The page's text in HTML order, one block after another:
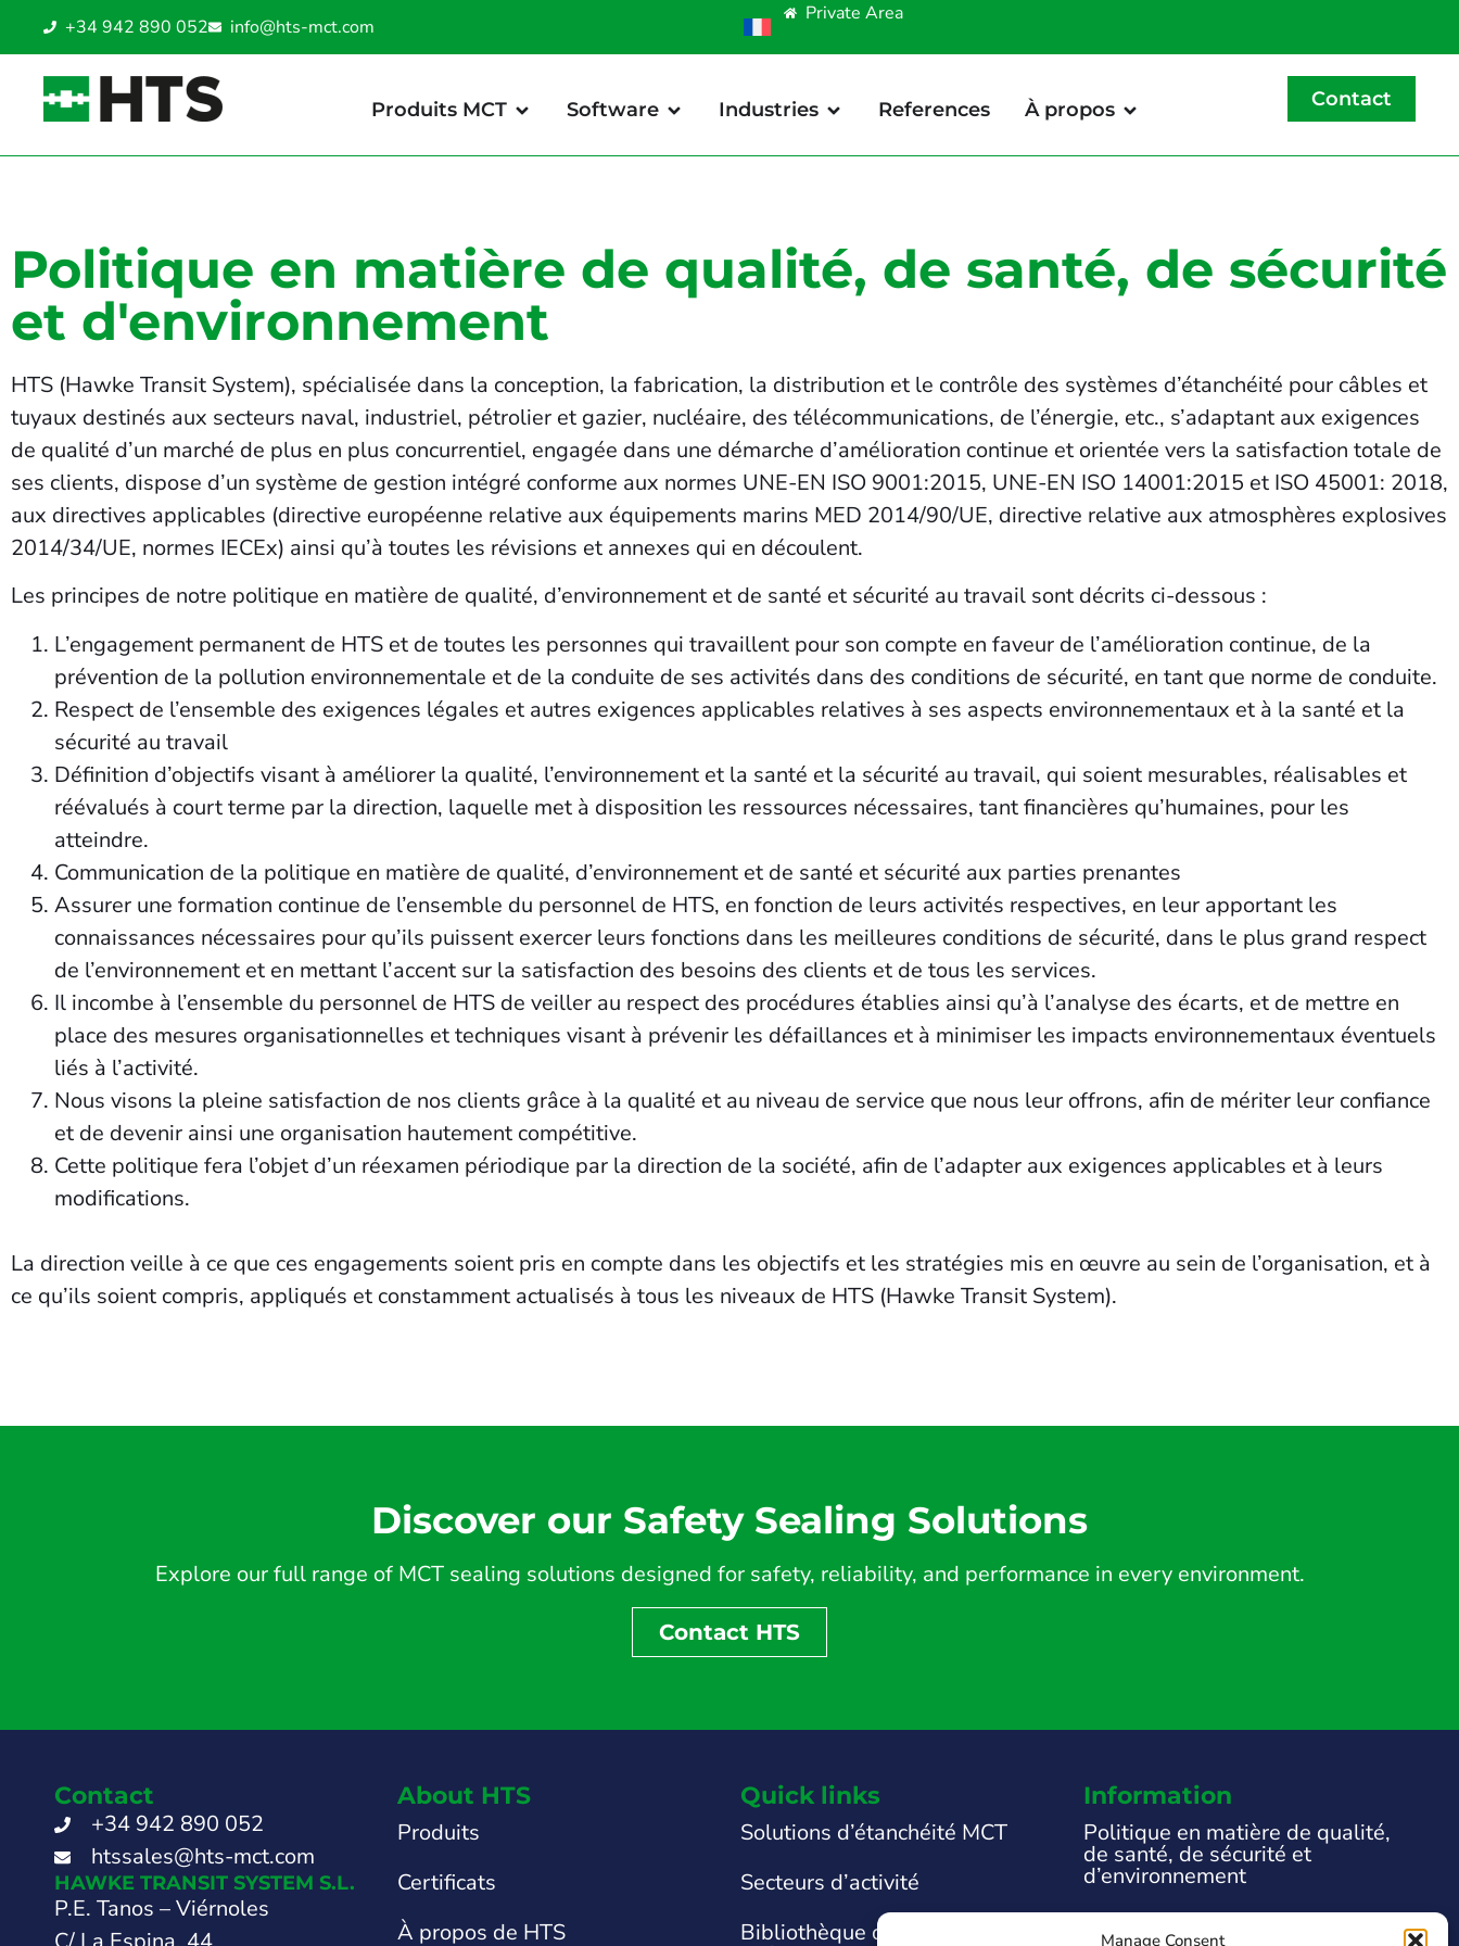
Manage Consent
+34 942 890 052 info@hts-mct.com
Private Area
Produits MCT Software Industries References À propos Contact
Politique en matière de qualité, de santé, de sécurité
et d'environnement
HTS (Hawke Transit System), spécialisée dans la conception, la fabrication, la distribution et le contrôle des systèmes d’étanchéité pour câbles et
tuyaux destinés aux secteurs naval, industriel, pétrolier et gazier, nucléaire, des télécommunications, de l’énergie, etc., s’adaptant aux exigences
de qualité d’un marché de plus en plus concurrentiel, engagée dans une démarche d’amélioration continue et orientée vers la satisfaction totale de
ses clients, dispose d’un système de gestion intégré conforme aux normes UNE-EN ISO 9001:2015, UNE-EN ISO 14001:2015 et ISO 45001: 2018,
aux directives applicables (directive européenne relative aux équipements marins MED 2014/90/UE, directive relative aux atmosphères explosives
2014/34/UE, normes IECEx) ainsi qu’à toutes les révisions et annexes qui en découlent.
Les principes de notre politique en matière de qualité, d’environnement et de santé et sécurité au travail sont décrits ci-dessous :
L’engagement permanent de HTS et de toutes les personnes qui travaillent pour son compte en faveur de l’amélioration continue, de la
prévention de la pollution environnementale et de la conduite de ses activités dans des conditions de sécurité, en tant que norme de conduite.
Respect de l’ensemble des exigences légales et autres exigences applicables relatives à ses aspects environnementaux et à la santé et la
sécurité au travail
Définition d’objectifs visant à améliorer la qualité, l’environnement et la santé et la sécurité au travail, qui soient mesurables, réalisables et
réévalués à court terme par la direction, laquelle met à disposition les ressources nécessaires, tant financières qu’humaines, pour les
atteindre.
Communication de la politique en matière de qualité, d’environnement et de santé et sécurité aux parties prenantes
Assurer une formation continue de l’ensemble du personnel de HTS, en fonction de leurs activités respectives, en leur apportant les
connaissances nécessaires pour qu’ils puissent exercer leurs fonctions dans les meilleures conditions de sécurité, dans le plus grand respect
de l’environnement et en mettant l’accent sur la satisfaction des besoins des clients et de tous les services.
Il incombe à l’ensemble du personnel de HTS de veiller au respect des procédures établies ainsi qu’à l’analyse des écarts, et de mettre en
place des mesures organisationnelles et techniques visant à prévenir les défaillances et à minimiser les impacts environnementaux éventuels
liés à l’activité.
Nous visons la pleine satisfaction de nos clients grâce à la qualité et au niveau de service que nous leur offrons, afin de mériter leur confiance
et de devenir ainsi une organisation hautement compétitive.
Cette politique fera l’objet d’un réexamen périodique par la direction de la société, afin de l’adapter aux exigences applicables et à leurs
modifications.
La direction veille à ce que ces engagements soient pris en compte dans les objectifs et les stratégies mis en œuvre au sein de l’organisation, et à
ce qu’ils soient compris, appliqués et constamment actualisés à tous les niveaux de HTS (Hawke Transit System).
Discover our Safety Sealing Solutions
Explore our full range of MCT sealing solutions designed for safety, reliability, and performance in every environment.
Contact HTS
Contact
+34 942 890 052
htssales@hts-mct.com
HAWKE TRANSIT SYSTEM S.L.
P.E. Tanos – Viérnoles
About HTS
Produits
Certificats
À propos de HTS
Quick links
Solutions d’étanchéité MCT
Secteurs d’activité
Bibliothèque de fiches
Information
Politique en matière de qualité,
de santé, de sécurité et
d’environnement